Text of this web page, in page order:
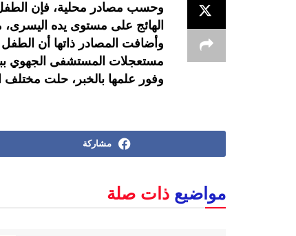
الهائج على مستوى يده
وأضافت المصادر ذاتها أن
مستعجلات المستشفى الجهوي
وفور علمها بالخبر، حلت مختلف
مشاركة
مواضيع ذات صلة